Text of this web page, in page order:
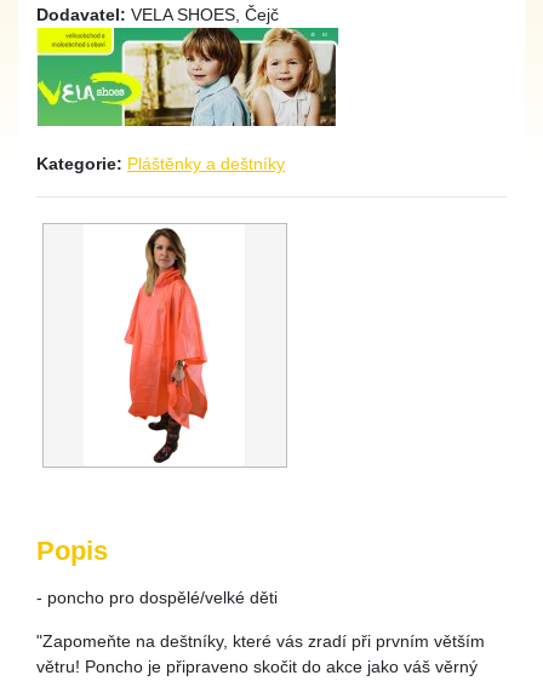
Dodavatel: VELA SHOES, Čejč
Kategorie: Pláštěnky a deštníky
Popis
- poncho pro dospělé/velké děti
"Zapomeňte na deštníky, které vás zradí při prvním větším
větru! Poncho je připraveno skočit do akce jako váš věrný